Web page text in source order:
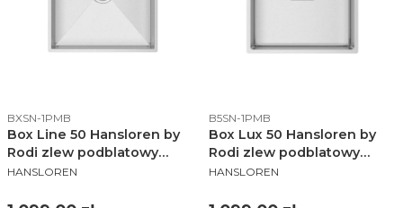
Kod produktu
BXSN-1PMB
Box Line 50 Hansloren by
Rodi zlew podblatowy
500x400 korek manulany
PRODUCENT
HANSLOREN
Kod produktu
B5SN-1PMB
Box Lux 50 Hansloren by
Rodi zlew podblatowy
500x400 KM stal
PRODUCENT
HANSLOREN